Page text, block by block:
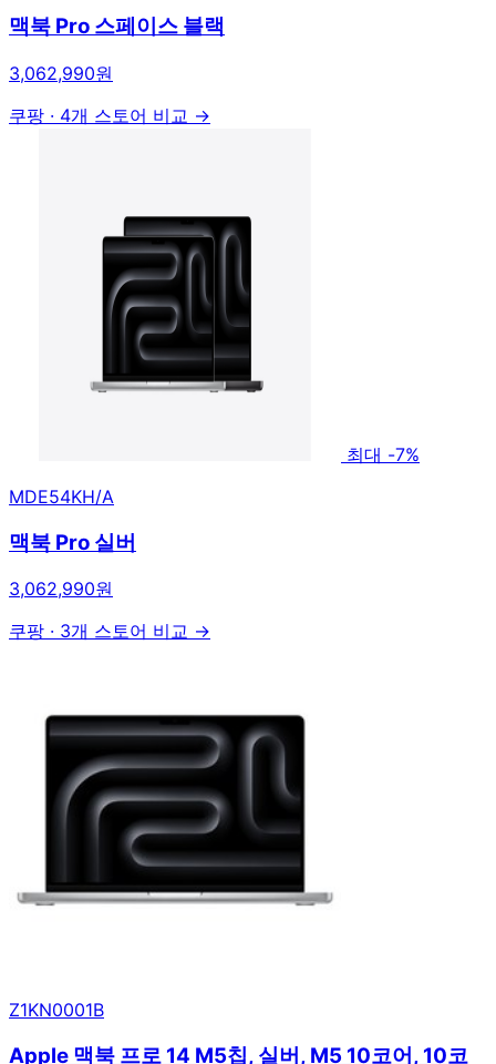
맥북 Pro 스페이스 블랙
3,062,990원
쿠팡 · 4개 스토어 비교 →
최대 -7%
MDE54KH/A
맥북 Pro 실버
3,062,990원
쿠팡 · 3개 스토어 비교 →
Z1KN0001B
Apple 맥북 프로 14 M5칩, 실버, M5 10코어, 10코